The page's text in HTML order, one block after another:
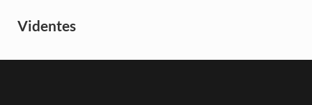
Videntes